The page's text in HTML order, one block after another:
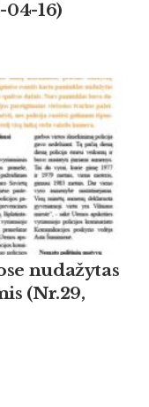
16)
nudažytas
(Nr.29,